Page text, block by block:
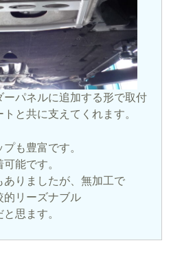
パネルに追加する形で取付
と共に支えてくれます。
も豊富です。
能です。
りましたが、無加工で
的リーズナブル
思ます。